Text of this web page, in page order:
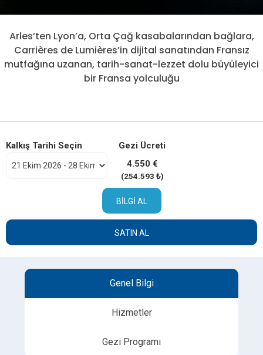
Arles’ten Lyon’a, Orta Çağ kasabalarından bağlara,
Carrières de Lumières’in dijital sanatından Fransız
mutfağına uzanan, tarih-sanat-lezzet dolu büyüleyici
bir Fransa yolculuğu
Kalkış Tarihi Seçin
Gezi Ücreti
4.550 €
(254.593 ₺)
BILGI AL
SATIN AL
Genel Bilgi
Hizmetler
Gezi Programı